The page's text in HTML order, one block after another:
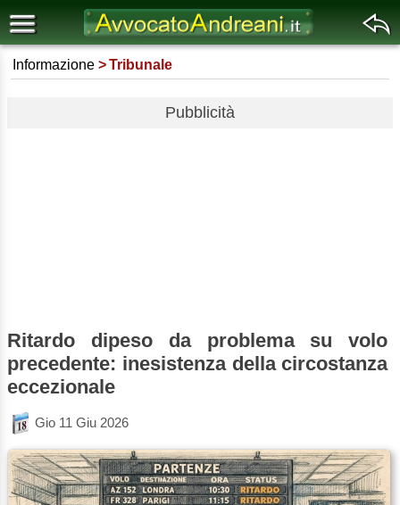
Informazione Tribunale
Pubblicità
Ritardo dipeso da problema su volo
precedente: inesistenza della circostanza
eccezionale
Gio 11 Giu 2026